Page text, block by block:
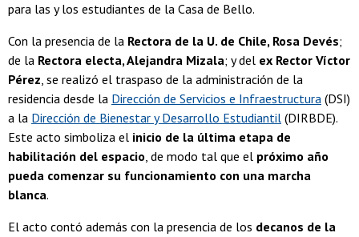
para las y los estudiantes de la Casa de Bello.
Con la presencia de la Rectora de la U. de Chile, Rosa Devés;
de la Rectora electa, Alejandra Mizala; y del ex Rector Víctor
Pérez, se realizó el traspaso de la administración de la
residencia desde la Dirección de Servicios e Infraestructura (DSI)
a la Dirección de Bienestar y Desarrollo Estudiantil (DIRBDE).
Este acto simboliza el inicio de la última etapa de
habilitación del espacio, de modo tal que el próximo año
pueda comenzar su funcionamiento con una marcha
blanca.
El acto contó además con la presencia de los decanos de la